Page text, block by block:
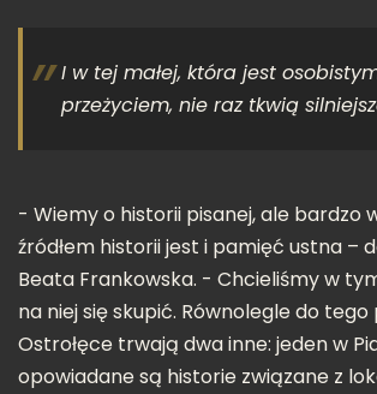
I w tej małej, która jest
przeżyciem, nie raz tkwią
- Wiemy o historii pisanej, ale bardzo
źródłem historii jest i pamięć ustna –
Beata Frankowska. - Chcieliśmy w
na niej się skupić. Równolegle do
Ostrołęce trwają dwa inne: jeden w
opowiadane są historie związane z